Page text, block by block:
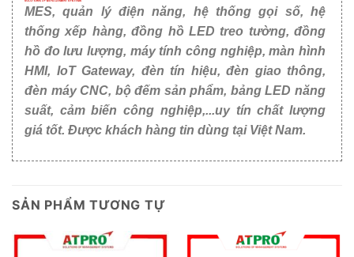
MES, quản lý điện năng, hệ thống gọi số, hệ
thống xếp hàng, đồng hồ LED treo tường, đồng
hồ đo lưu lượng, máy tính công nghiệp, màn hình
HMI, IoT Gateway, đèn tín hiệu, đèn giao thông,
đèn máy CNC, bộ đếm sản phẩm, bảng LED năng
suất, cảm biến công nghiệp,...uy tín chất lượng
giá tốt. Được khách hàng tin dùng tại Việt Nam.
SẢN PHẨM TƯƠNG TỰ